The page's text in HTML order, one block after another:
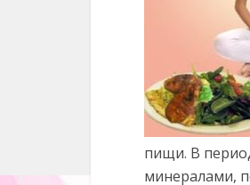
пищи. В
минералами,